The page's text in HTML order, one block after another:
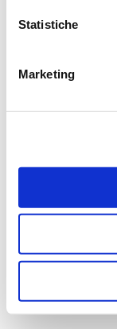
Statistiche
Marketing